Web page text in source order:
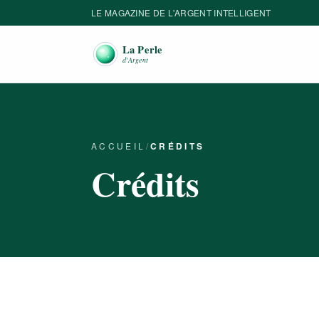
LE MAGAZINE DE L'ARGENT INTELLIGENT
ACCUEIL /CRÉDITS
Crédits